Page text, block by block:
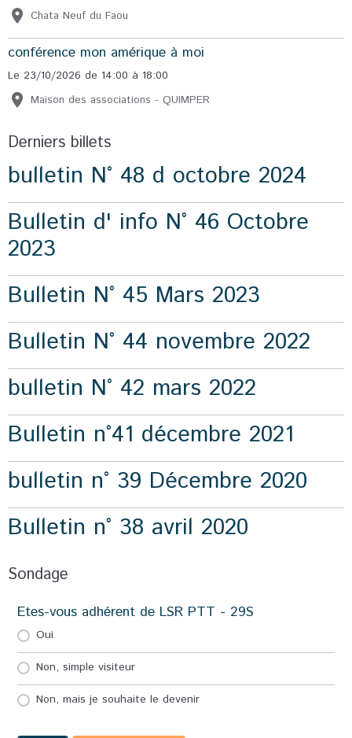
Chata Neuf du Faou
conférence mon amérique à moi
Le 23/10/2026 de 14:00 à 18:00
Maison des associations - QUIMPER
Derniers billets
bulletin N° 48 d octobre 2024
Bulletin d' info N° 46 Octobre
2023
Bulletin N° 45 Mars 2023
Bulletin N° 44 novembre 2022
bulletin N° 42 mars 2022
Bulletin n°41 décembre 2021
bulletin n° 39 Décembre 2020
Bulletin n° 38 avril 2020
Sondage
Etes-vous adhérent de LSR PTT - 29S
Oui
Non, simple visiteur
Non, mais je souhaite le devenir